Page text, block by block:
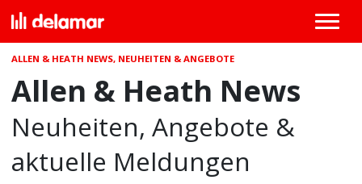
ALLEN & HEATH NEWS, NEUHEITEN & ANGEBOTE
Allen & Heath News
Neuheiten, Angebote &
aktuelle Meldungen